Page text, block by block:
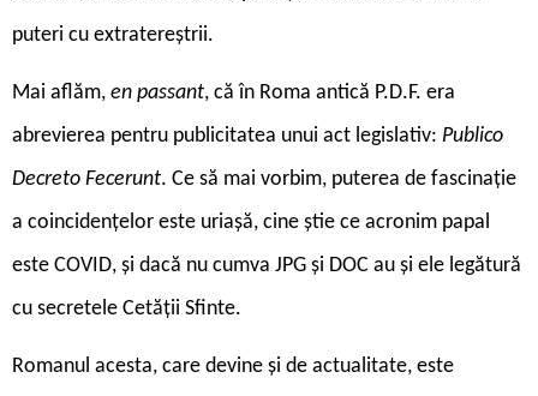
puteri cu extratereștrii.
Mai aflăm, en passant, că în Roma antică P.D.F. era
abrevierea pentru publicitatea unui act legislativ: Publico
Decreto Fecerunt. Ce să mai vorbim, puterea de fascinație
a coincidențelor este uriașă, cine știe ce acronim papal
este COVID, și dacă nu cumva JPG și DOC au și ele legătură
cu secretele Cetății Sfinte.
Romanul acesta, care devine și de actualitate, este